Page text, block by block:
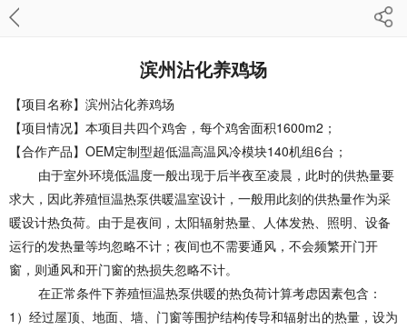
滨州沾化养鸡场
【项目名称】滨州沾化养鸡场
【项目情况】本项目共四个鸡舍，每个鸡舍面积1600m2；
【合作产品】 OEM定制型超低温高温风冷模块140机组6台；
由于室外环境低温度一般出现于后半夜至凌晨，此时的供热量要
求大，因此养殖恒温热泵供暖温室设计，一般用此刻的供热量作为采
暖设计热负荷。由于是夜间，太阳辐射热量、人体发热、照明、设备
运行的发热量等均忽略不计；夜间也不需要通风，不会频繁开门开
窗，则通风和开门窗的热损失忽略不计。
在正常条件下养殖恒温热泵供暖的热负荷计算考虑因素包含：
1）经过屋顶、地面、墙、门窗等围护结构传导和辐射出的热量，设为